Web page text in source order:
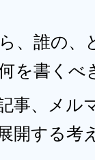
、誰の、
を書くべ
事、メル
開する考